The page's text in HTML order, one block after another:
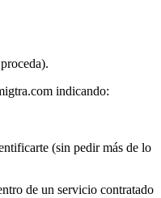
indicando:
(sin pedir más de lo
de un servicio contratado